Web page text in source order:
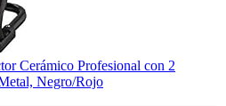
Cerámico Profesional con 2
Negro/Rojo